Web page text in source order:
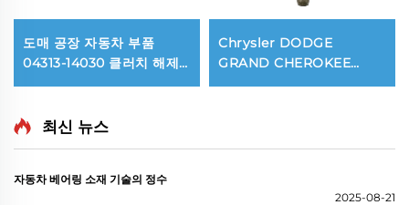
도매 공장 자동차 부품
04313-14030 클러치 해제
전용
Chrysler DODGE
GRAND CHEROKEE
최신 뉴스
자동차 베어링 소재 기술의 정수
2025-08-21